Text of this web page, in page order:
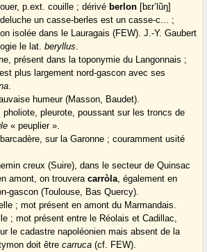
p.ext. couille ; dérivé berlon [bɛr’lũŋ]
un casse-berles est un casse-c... ;
isolée dans le Lauragais (FEW). J.-Y. Gaubert
le lat.beryllus.
présent dans la toponymie du Langonnais ;
plus largement nord-gascon avec ses
.
humeur (Masson, Baudet).
: pholiote, pleurote, poussant sur les troncs de
« peuplier ».
sur la Garonne ; couramment usité
creux (Suire), dans le secteur de Quinsac
amont, on trouveracarròla, également en
gascon (Toulouse, Bas Quercy).
; mot présent en amont du Marmandais.
; mot présent entre le Réolais et Cadillac,
le cadastre napoléonien mais absent de la
doit êtrecarruca (cf. FEW).